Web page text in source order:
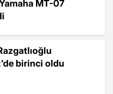
MT-07
birinci oldu